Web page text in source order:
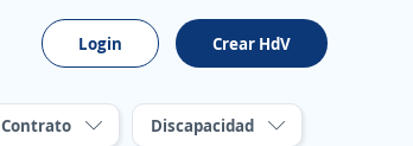
Login Crear HdV
Contrato Discapacidad